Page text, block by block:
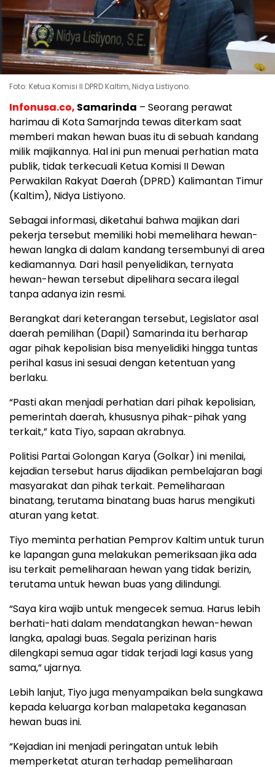
Foto: Ketua Komisi II DPRD Kaltim, Nidya Listiyono.
Infonusa.co, Samarinda – Seorang perawat
harimau di Kota Samarjnda tewas diterkam saat
memberi makan hewan buas itu di sebuah kandang
milik majikannya. Hal ini pun menuai perhatian mata
publik, tidak terkecuali Ketua Komisi II Dewan
Perwakilan Rakyat Daerah (DPRD) Kalimantan Timur
(Kaltim), Nidya Listiyono.
Sebagai informasi, diketahui bahwa majikan dari
pekerja tersebut memiliki hobi memelihara hewan-
hewan langka di dalam kandang tersembunyi di area
kediamannya. Dari hasil penyelidikan, ternyata
hewan-hewan tersebut dipelihara secara ilegal
tanpa adanya izin resmi.
Berangkat dari keterangan tersebut, Legislator asal
daerah pemilihan (Dapil) Samarinda itu berharap
agar pihak kepolisian bisa menyelidiki hingga tuntas
perihal kasus ini sesuai dengan ketentuan yang
berlaku.
“Pasti akan menjadi perhatian dari pihak kepolisian,
pemerintah daerah, khususnya pihak-pihak yang
terkait,” kata Tiyo, sapaan akrabnya.
Politisi Partai Golongan Karya (Golkar) ini menilai,
kejadian tersebut harus dijadikan pembelajaran bagi
masyarakat dan pihak terkait. Pemeliharaan
binatang, terutama binatang buas harus mengikuti
aturan yang ketat.
Tiyo meminta perhatian Pemprov Kaltim untuk turun
ke lapangan guna melakukan pemeriksaan jika ada
isu terkait pemeliharaan hewan yang tidak berizin,
terutama untuk hewan buas yang dilindungi.
“Saya kira wajib untuk mengecek semua. Harus lebih
berhati-hati dalam mendatangkan hewan-hewan
langka, apalagi buas. Segala perizinan haris
dilengkapi semua agar tidak terjadi lagi kasus yang
sama,” ujarnya.
Lebih lanjut, Tiyo juga menyampaikan bela sungkawa
kepada keluarga korban malapetaka keganasan
hewan buas ini.
“Kejadian ini menjadi peringatan untuk lebih
memperketat aturan terhadap pemeliharaan